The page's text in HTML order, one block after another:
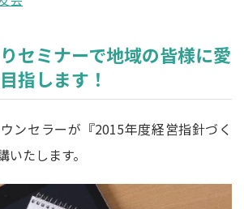
セミナーで地域の皆様に愛
指します！
ンセラーが『2015年度経営指針づく
たします。